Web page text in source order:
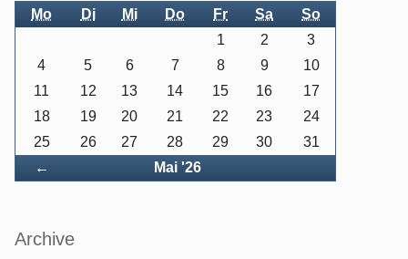
Mo Di Mi Do Fr Sa So
← Mai '26
1 2
3
4
5 6 7 8 9
10
11
12 13 14 15 16
17
18
19 20 21 22 23
24
25
26 27 28 29 30 31
Archive